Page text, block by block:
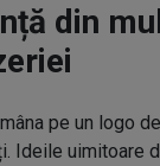
din
pe un logo
Ideile uimitoare